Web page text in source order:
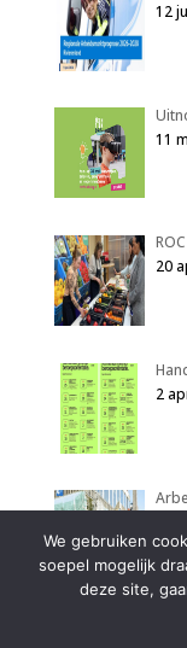
12
11
20
2
We gebruiken
soepel mogelijk
deze site,